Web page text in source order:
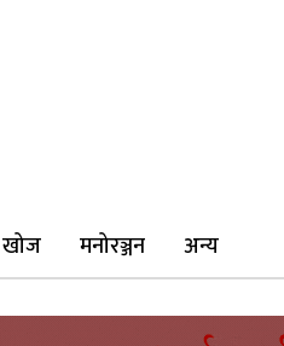
खोज मनोरञ्जन अन्य